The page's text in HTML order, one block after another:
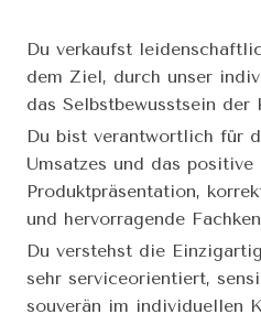
Du verkaufst
dem Ziel, durch unser
das Selbstbewusstsein der
Du bist verantwortlich für
Umsatzes und das
Produktpräsentation,
und hervorragende
Du verstehst die
sehr serviceorientiert,
souverän im individuellen